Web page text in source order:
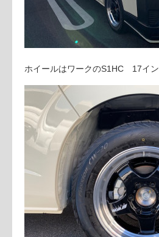
ホイールはワークのS1HC 17イン